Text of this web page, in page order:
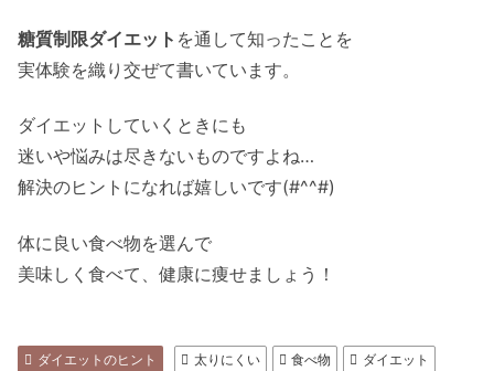
糖質制限ダイエット を通して知ったことを
実体験を織り交ぜて書いています。
ダイエットしていくときにも
迷いや悩みは尽きないものですよね…
解決のヒントになれば嬉しいです(#^^#)
体に良い食べ物を選んで
美味しく食べて、健康に痩せましょう！
ダイエットのヒント 太りにくい 食べ物 ダイエット